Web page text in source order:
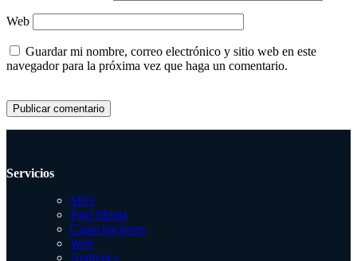
Web
Guardar mi nombre, correo electrónico y sitio web en este
navegador para la próxima vez que haga un comentario.
Servicios
SEO
Paid Media
Capacitaciones
Web
Analytics